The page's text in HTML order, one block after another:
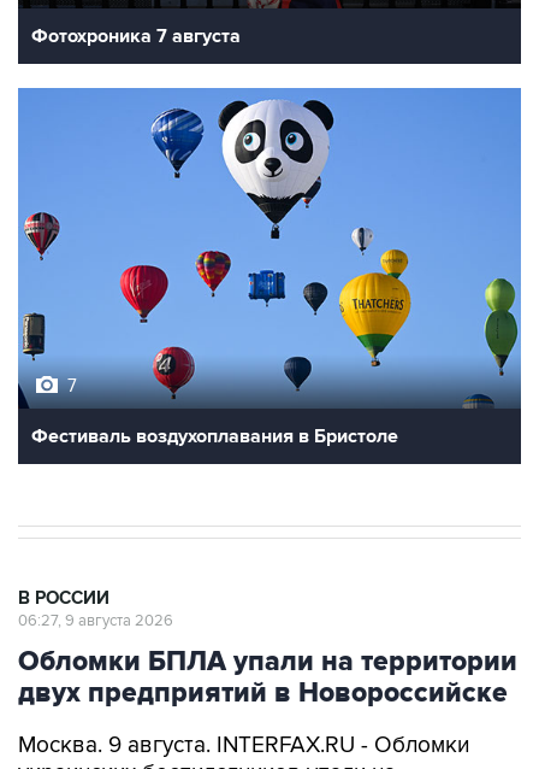
Фестиваль воздухоплавания в Бристоле
Обломки БПЛА упали на территории
двух предприятий в Новороссийске
Москва. 9 августа. INTERFAX.RU - Обломки
территории двух предприятий в